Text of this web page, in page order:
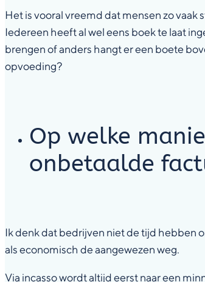
Het is vooral vreemd dat mensen zo
Iedereen heeft al wel eens boek te laat
brengen of anders hangt er een boete
opvoeding?
Op welke
onbetaalde
Ik denk dat bedrijven niet de tijd hebben
als economisch de aangewezen weg.
Via incasso wordt altijd eerst naar een